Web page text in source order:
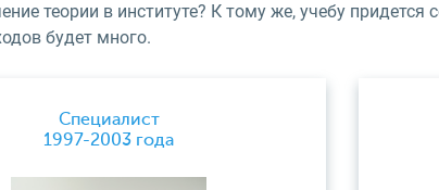
теории в институте? К тому же, учебу
будет много.
Специалист
1997-2003 года